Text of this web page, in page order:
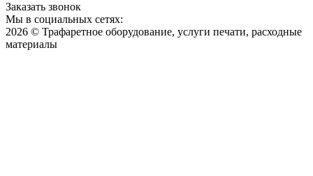
Заказать звонок
Мы в социальных сетях:
2026 © Трафаретное оборудование, услуги печати, расходные
материалы